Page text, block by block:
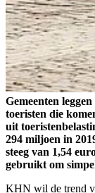
Gemeenten
toeristen die
uit
294 miljoen in
steeg van 1,54
gebruikt om
KHN wil de trend